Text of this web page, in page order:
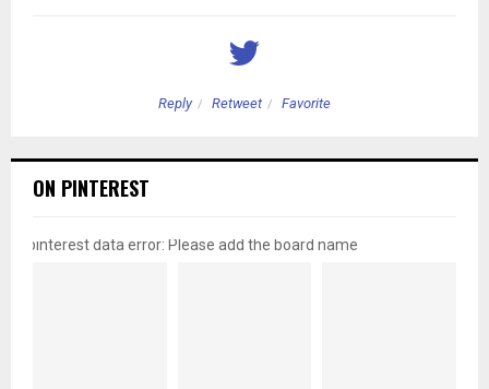
Reply Retweet Favorite
ON PINTEREST
pinterest data error: Please add the board name